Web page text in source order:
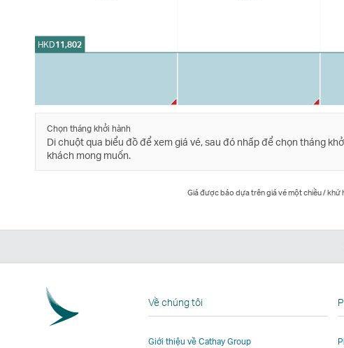
HKD11,802
Chọn tháng khởi hành
Di chuột qua biểu đồ để xem giá vé, sau đó nhấp để chọn tháng
khách mong muốn.
Giá được báo dựa trên giá vé một chiều /
Về chúng tôi
Giới thiệu về Cathay Group